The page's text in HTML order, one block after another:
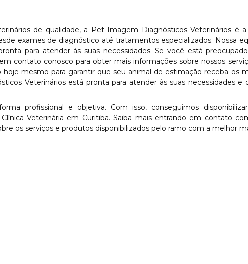
de qualidade, a Pet Imagem Diagnósticos Veterinários é
exames de diagnóstico até tratamentos especializados. Nossa
para atender às suas necessidades. Se você está
contato conosco para obter mais informações sobre nossos
mesmo para garantir que seu animal de estimação receba os
Veterinários está pronta para atender às suas necessidades e
profissional e objetiva. Com isso, conseguimos
Veterinária em Curitiba. Saiba mais entrando em contato
os serviços e produtos disponibilizados pelo ramo com a melhor